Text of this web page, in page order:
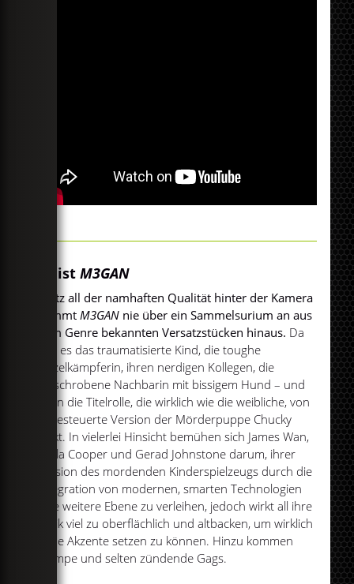
So istM3GAN
Trotz all der namhaften Qualität hinter der Kamera
kommtM3GAN nie über ein Sammelsurium an aus
dem Genre bekannten Versatzstücken hinaus. Da
gibt es das traumatisierte Kind, die toughe
Einzelkämpferin, ihren nerdigen Kollegen, die
verschrobene Nachbarin mit bissigem Hund – und
eben die Titelrolle, die wirklich wie die weibliche, von
AI gesteuerte Version der Mörderpuppe Chucky
wirkt. In vielerlei Hinsicht bemühen sich James Wan,
Akela Cooper und Gerad Johnstone darum, ihrer
Version des mordenden Kinderspielzeugs durch die
Integration von modernen, smarten Technologien
eine weitere Ebene zu verleihen, jedoch wirkt all ihre
Kritik viel zu oberflächlich und altbacken, um wirklich
neue Akzente setzen zu können. Hinzu kommen
plumpe und selten zündende Gags.